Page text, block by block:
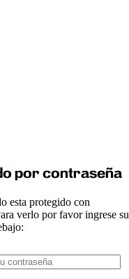
por contraseña
esta protegido con
verlo por favor ingrese su